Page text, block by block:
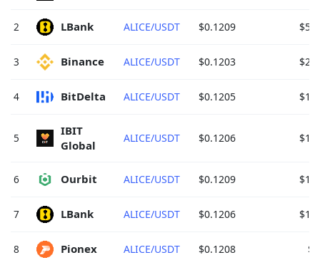
2 LBank ALICE/USDT $0.1209
3 Binance ALICE/USDT $0.1203
4 BitDelta ALICE/USDT $0.1205
5
IBIT
Global
ALICE/USDT $0.1206
6 Ourbit ALICE/USDT $0.1209
7 LBank ALICE/USDT $0.1206
8 Pionex ALICE/USDT $0.1208